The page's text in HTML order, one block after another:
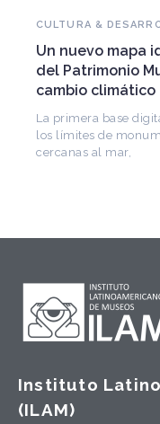
Falleció
patrimonio
Arquitecto,
CONICET,
de
Instituto
(ILAM)